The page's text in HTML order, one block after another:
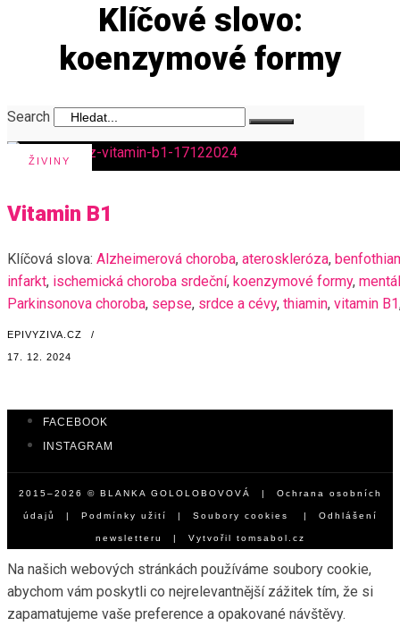
Klíčové slovo:
koenzymové formy
Search
ŽIVINY
Vitamin B1
Klíčová slova: Alzheimerová choroba, ateroskleróza,
infarkt, ischemická choroba srdeční, koenzymové formy,
Parkinsonova choroba, sepse, srdce a cévy, thiamin, vitamin B1
EPIVYZIVA.CZ /
17. 12. 2024
FACEBOOK
INSTAGRAM
2015–2026 © BLANKA GOLOLOBOVOVÁ | Ochrana osobních
údajů | Podmínky užití | Soubory cookies | Odhlášení
newsletteru | Vytvořil tomsabol.cz
Na našich webových stránkách používáme soubory cookie,
abychom vám poskytli co nejrelevantnější zážitek tím, že si
zapamatujeme vaše preference a opakované návštěvy.